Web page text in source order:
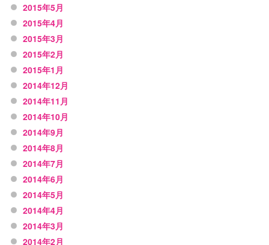
2015年5月
2015年4月
2015年3月
2015年2月
2015年1月
2014年12月
2014年11月
2014年10月
2014年9月
2014年8月
2014年7月
2014年6月
2014年5月
2014年4月
2014年3月
2014年2月